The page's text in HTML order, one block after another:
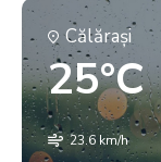
Călăraşi
25°C
23.6 km/h